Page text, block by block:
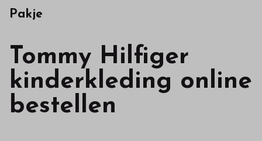
Pakje
Tommy Hilfiger
kinderkleding online
bestellen